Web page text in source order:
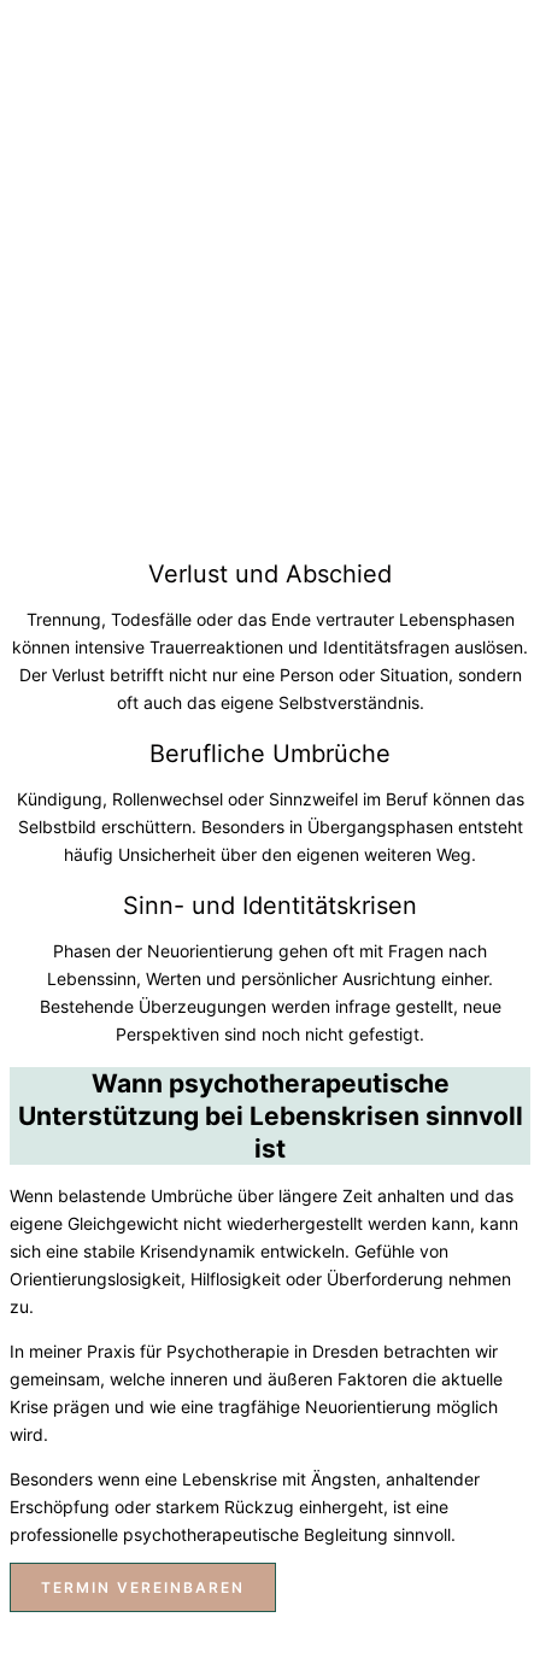
Verlust und Abschied
Trennung, Todesfälle oder das Ende vertrauter Lebensphasen
können intensive Trauerreaktionen und Identitätsfragen auslösen.
Der Verlust betrifft nicht nur eine Person oder Situation, sondern
oft auch das eigene Selbstverständnis.
Berufliche Umbrüche
Kündigung, Rollenwechsel oder Sinnzweifel im Beruf können das
Selbstbild erschüttern. Besonders in Übergangsphasen entsteht
häufig Unsicherheit über den eigenen weiteren Weg.
Sinn- und Identitätskrisen
Phasen der Neuorientierung gehen oft mit Fragen nach
Lebenssinn, Werten und persönlicher Ausrichtung einher.
Bestehende Überzeugungen werden infrage gestellt, neue
Perspektiven sind noch nicht gefestigt.
Wann psychotherapeutische
Unterstützung bei Lebenskrisen sinnvoll
ist
Wenn belastende Umbrüche über längere Zeit anhalten und das
eigene Gleichgewicht nicht wiederhergestellt werden kann, kann
sich eine stabile Krisendynamik entwickeln. Gefühle von
Orientierungslosigkeit, Hilflosigkeit oder Überforderung nehmen
zu.
In meiner Praxis für Psychotherapie in Dresden betrachten wir
gemeinsam, welche inneren und äußeren Faktoren die aktuelle
Krise prägen und wie eine tragfähige Neuorientierung möglich
wird.
Besonders wenn eine Lebenskrise mit Ängsten, anhaltender
Erschöpfung oder starkem Rückzug einhergeht, ist eine
professionelle psychotherapeutische Begleitung sinnvoll.
TERMIN VEREINBAREN